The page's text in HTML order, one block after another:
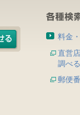
料金
直営
調べる
郵便